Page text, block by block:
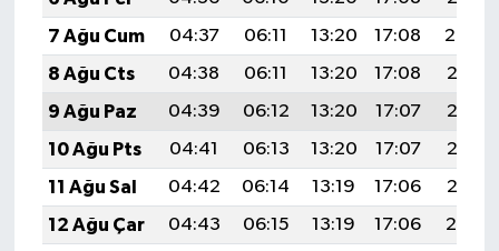
7 Ağu Cum
04:37 06:11 13:20 17:08
20:20
8 Ağu Cts
04:38 06:11 13:20 17:08
20:18
9 Ağu Paz
04:39 06:12 13:20 17:07
20:17
10 Ağu Pts
04:41 06:13 13:20 17:07
20:16
11 Ağu Sal
04:42 06:14 13:19 17:06
20:15
12 Ağu Çar
04:43 06:15 13:19 17:06
20:14